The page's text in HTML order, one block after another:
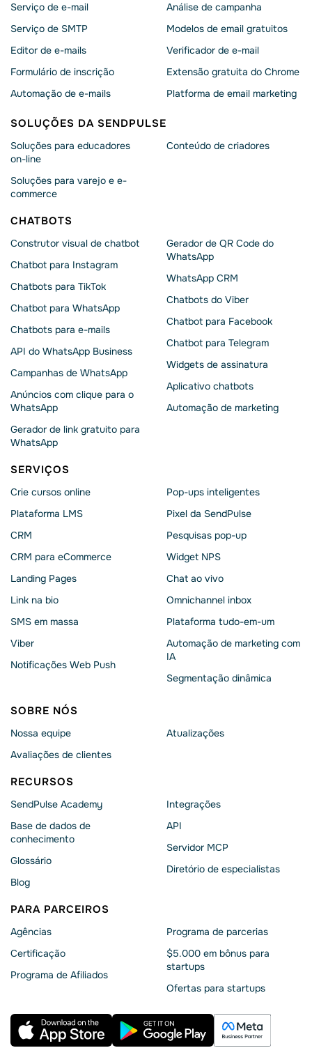
Serviço de e-mail
Serviço de SMTP
Editor de e-mails
Formulário de inscrição
Automação de e-mails
Análise de campanha
Modelos de email gratuitos
Verificador de e-mail
Extensão gratuita do Chrome
Platforma de email marketing
SOLUÇÕES DA SENDPULSE
Soluções para educadores
on-line
Soluções para varejo e e-
commerce
Conteúdo de criadores
CHATBOTS
Construtor visual de chatbot
Chatbot para Instagram
Chatbots para TikTok
Chatbot para WhatsApp
Chatbots para e-mails
API do WhatsApp Business
Campanhas de WhatsApp
Anúncios com clique para o
WhatsApp
Gerador de link gratuito para
WhatsApp
Gerador de QR Code do
WhatsApp
WhatsApp CRM
Chatbots do Viber
Chatbot para Facebook
Chatbot para Telegram
Widgets de assinatura
Aplicativo chatbots
Automação de marketing
SERVIÇOS
Crie cursos online
Plataforma LMS
CRM
CRM para eCommerce
Landing Pages
Link na bio
SMS em massa
Viber
Notificações Web Push
Pop-ups inteligentes
Pixel da SendPulse
Pesquisas pop-up
Widget NPS
Chat ao vivo
Omnichannel inbox
Plataforma tudo-em-um
Automação de marketing com
IA
Segmentação dinâmica
SOBRE NÓS
Nossa equipe
Avaliações de clientes
Atualizações
RECURSOS
SendPulse Academy
Base de dados de
conhecimento
Glossário
Blog
Integrações
API
Servidor MCP
Diretório de especialistas
PARA PARCEIROS
Agências
Сertificação
Programa de Afiliados
Programa de parcerias
$5.000 em bônus para
startups
Ofertas para startups